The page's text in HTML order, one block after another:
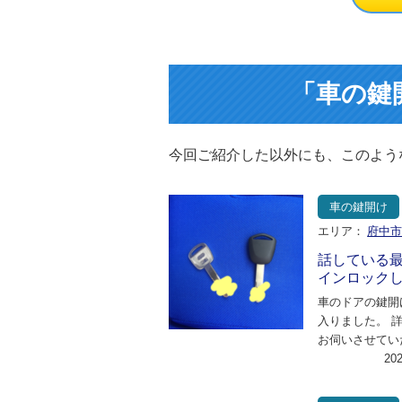
「車の
今回ご紹介した以外にも、このよ
車の鍵開け
エリア： 府中
話している
インロック
車のドアの鍵
入りました。
お伺いさせて
ろ、車の鍵を